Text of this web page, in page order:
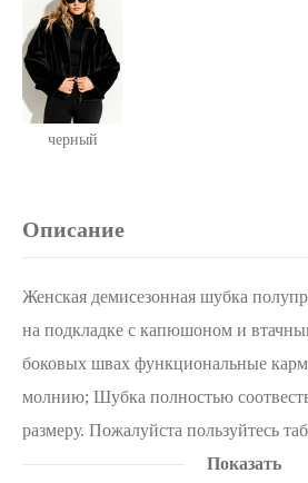
черный
Описание
Женская демисезонная шубка
на подкладке с капюшоном и
боковых швах функциональные
молнию; Шубка полностью
размеру. Пожалуйста пользуйтесь
готового изделия. Уход заПоказать